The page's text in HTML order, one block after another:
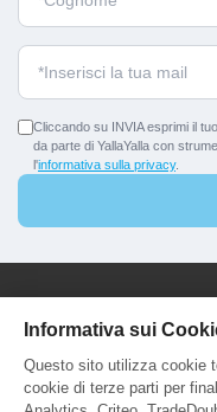
Informativa sui
Questo sito utilizza cookie
cookie di terze parti per
Cliccando su INVIA esprimi il
da parte di YallaYalla con
l'informativa sulla privacy.
Sede
Viale